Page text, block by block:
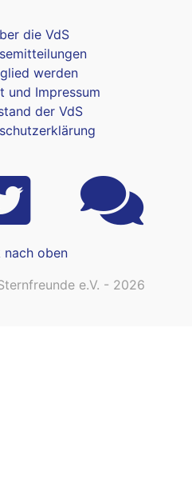
die VdS
werden
und Impressum
der VdS
nach oben
e.V. - 2026